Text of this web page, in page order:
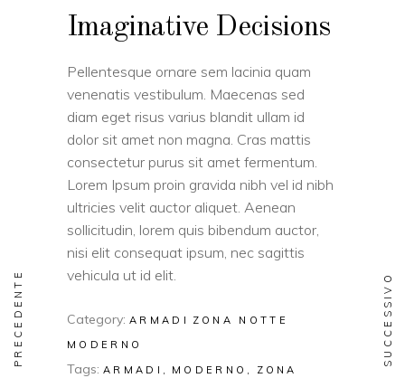
Imaginative Decisions
Pellentesque ornare sem lacinia quam
venenatis vestibulum. Maecenas sed
diam eget risus varius blandit ullam id
dolor sit amet non magna. Cras mattis
consectetur purus sit amet fermentum.
Lorem Ipsum proin gravida nibh vel id nibh
ultricies velit auctor aliquet. Aenean
sollicitudin, lorem quis bibendum auctor,
nisi elit consequat ipsum, nec sagittis
vehicula ut id elit.
Category: ARMADI
ZONA NOTTE
MODERNO
Tags: ARMADI MODERNO
ZONA
PRECEDENTE SUCCESSIVO